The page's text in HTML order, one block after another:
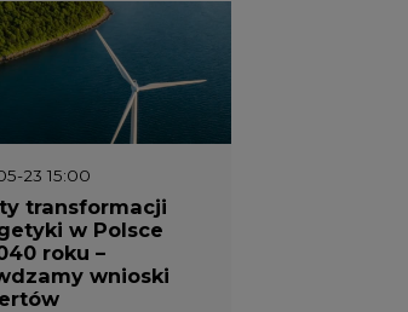
23 15:00
transformacji
w Polsce
roku –
wnioski